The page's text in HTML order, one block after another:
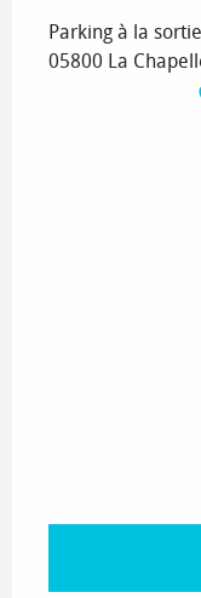
Parking à la
05800 La